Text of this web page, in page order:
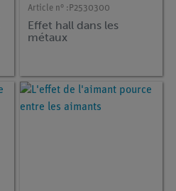
Article n° : P2530300
Effet hall dans les
métaux